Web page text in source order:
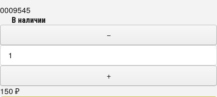
0009545
В наличии
−
+
150 ₽